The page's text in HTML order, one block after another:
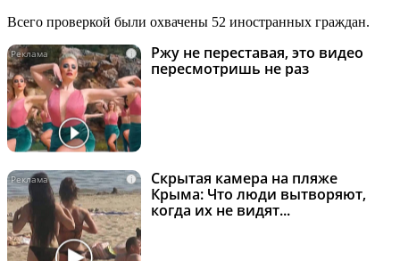
Всего проверкой были охвачены 52 иностранных граждан.
i
Ржу не переставая, это видео
пересмотришь не раз
i
Скрытая камера на пляже
Крыма: Что люди вытворяют,
когда их не видят...